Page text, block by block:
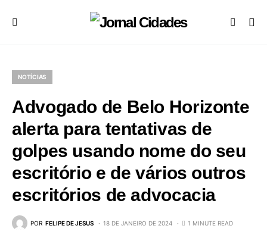
NOTÍCIAS
Advogado de Belo Horizonte
alerta para tentativas de
golpes usando nome do seu
escritório e de vários outros
escritórios de advocacia
POR FELIPE DE JESUS 18 DE JANEIRO DE 2024 1 MINUTE READ